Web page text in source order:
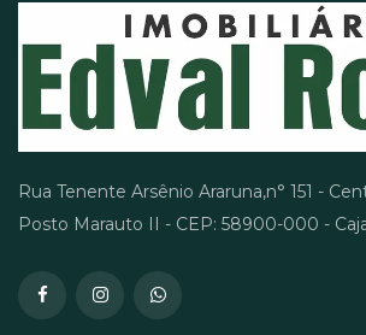
Rua Tenente Arsênio Araruna,n° 151 -
Posto Marauto II - CEP: 58900-000 -